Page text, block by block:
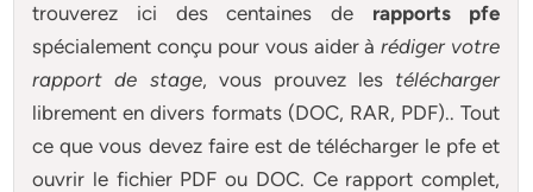
trouverez ici des centaines de rapports pfe
spécialement conçu pour vous aider àrédiger votre
rapport de stage, vous prouvez les télécharger
librement en divers formats (DOC, RAR, PDF).. Tout
ce que vous devez faire est de télécharger le pfe et
ouvrir le fichier PDF ou DOC. Ce rapport complet,